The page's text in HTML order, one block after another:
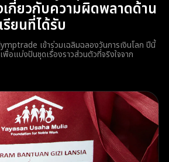
เกี่ยวกับความผิดพลาดด้าน
รียนที่ได้รับ
เข้าร่วมเฉลิมฉลองวันการเงินโลก ปีนี้
อแบ่งปันชุดเรื่องราวส่วนตัวที่จริงใจจาก